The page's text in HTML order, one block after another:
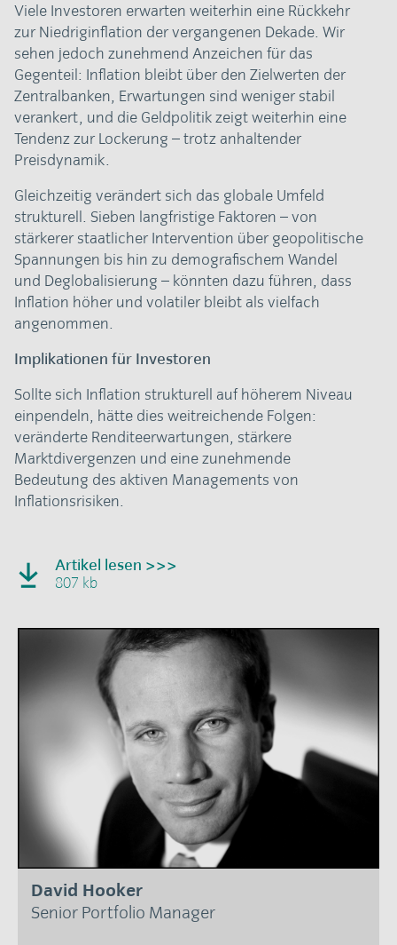
Viele Investoren erwarten weiterhin eine Rückkehr
zur Niedriginflation der vergangenen Dekade. Wir
sehen jedoch zunehmend Anzeichen für das
Gegenteil: Inflation bleibt über den Zielwerten der
Zentralbanken, Erwartungen sind weniger stabil
verankert, und die Geldpolitik zeigt weiterhin eine
Tendenz zur Lockerung – trotz anhaltender
Preisdynamik.
Gleichzeitig verändert sich das globale Umfeld
strukturell. Sieben langfristige Faktoren – von
stärkerer staatlicher Intervention über geopolitische
Spannungen bis hin zu demografischem Wandel
und Deglobalisierung – könnten dazu führen, dass
Inflation höher und volatiler bleibt als vielfach
angenommen.
Implikationen für Investoren
Sollte sich Inflation strukturell auf höherem Niveau
einpendeln, hätte dies weitreichende Folgen:
veränderte Renditeerwartungen, stärkere
Marktdivergenzen und eine zunehmende
Bedeutung des aktiven Managements von
Inflationsrisiken.
Artikel lesen >>>
807 kb
David Hooker
Senior Portfolio Manager